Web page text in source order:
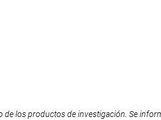
los productos de investigación. Se